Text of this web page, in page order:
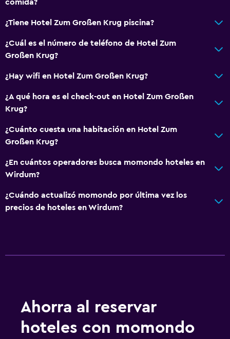
comida?
¿Tiene Hotel Zum Großen Krug piscina?
¿Cuál es el número de teléfono de Hotel Zum
Großen Krug?
¿Hay wifi en Hotel Zum Großen Krug?
¿A qué hora es el check-out en Hotel Zum Großen
Krug?
¿Cuánto cuesta una habitación en Hotel Zum
Großen Krug?
¿En cuántos operadores busca momondo hoteles en
Wirdum?
¿Cuándo actualizó momondo por última vez los
precios de hoteles en Wirdum?
Ahorra al reservar
hoteles con momondo